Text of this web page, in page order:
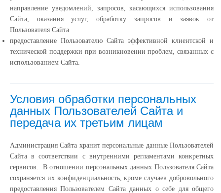
направление уведомлений, запросов, касающихся использования
Сайта, оказания услуг, обработку запросов и заявок от
Пользователя Сайта
предоставление Пользователю Сайта эффективной клиентской и
технической поддержки при возникновении проблем, связанных с
использованием Сайта.
Условия обработки персональных
данных Пользователей Сайта и
передача их третьим лицам
Администрация Сайта хранит персональные данные Пользователей
Сайта в соответствии с внутренними регламентами конкретных
сервисов. В отношении персональных данных Пользователя Сайта
сохраняется их конфиденциальность, кроме случаев добровольного
предоставления Пользователем Сайта данных о себе для общего